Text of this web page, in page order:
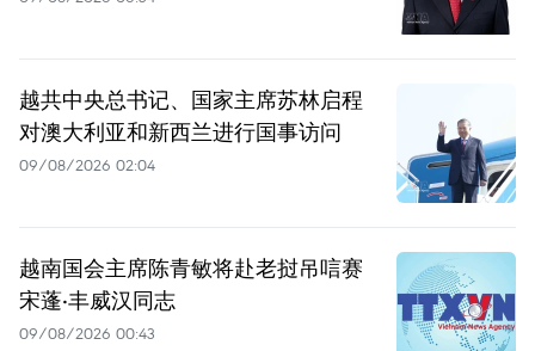
越共中央总书记、国家主席苏林启程
对澳大利亚和新西兰进行国事访问
09/08/2026 02:04
越南国会主席陈青敏将赴老挝吊唁赛
宋蓬·丰威汉同志
09/08/2026 00:43